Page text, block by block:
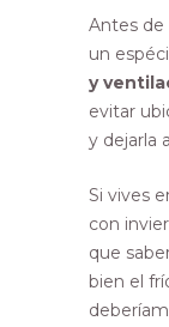
Antes de
un
y
evitar
y dejarla
Si vives
con
que
bien el